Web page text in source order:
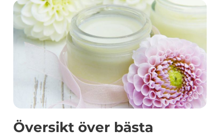
Översikt över bästa